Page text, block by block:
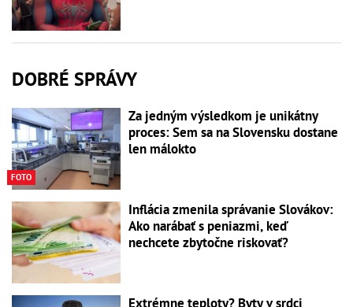
DOBRÉ SPRÁVY
FOTO
Za jedným výsledkom je unikátny
proces: Sem sa na Slovensku dostane
len málokto
Inflácia zmenila správanie Slovákov:
Ako narábať s peniazmi, keď
nechcete zbytočne riskovať?
Extrémne teploty? Byty v srdci